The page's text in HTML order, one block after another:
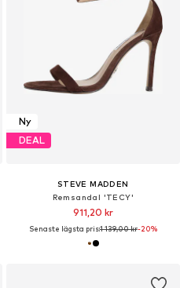
Ny
DEAL
STEVE MADDEN
Remsandal 'TECY'
911,20 kr
Senaste lägsta pris:1 139,00 kr-20%